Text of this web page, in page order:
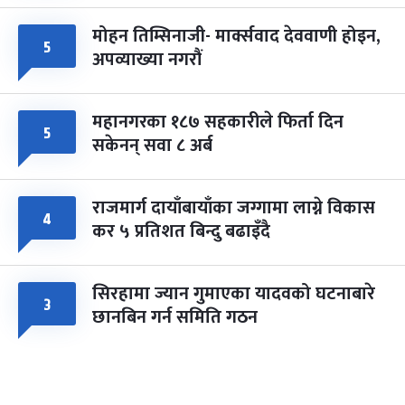
५ मोहन तिम्सिनाजी- मार्क्सवाद देववाणी होइन,
अपव्याख्या नगरौं
५ महानगरका १८७ सहकारीले फिर्ता दिन
सकेनन् सवा ८ अर्ब
४ राजमार्ग दायाँबायाँका जग्गामा लाग्ने विकास
कर ५ प्रतिशत बिन्दु बढाइँदै
३ सिरहामा ज्यान गुमाएका यादवको घटनाबारे
छानबिन गर्न समिति गठन